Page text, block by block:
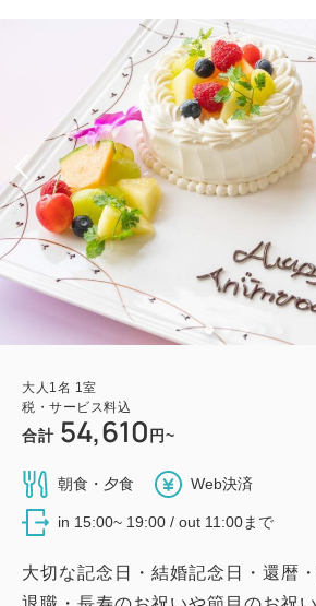
大人 1 名 1 室
税・サービス料込
合計 54,610 円~
朝食・夕食 Web決済
in 15:00~ 19:00 / out 11:00まで
大切な記念日・結婚記念日・還暦